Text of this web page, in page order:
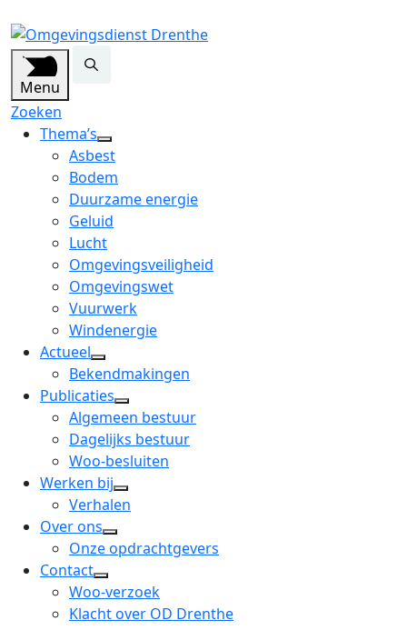
Menu
Zoeken
Thema’s
open
dropdown
menu
Asbest
Bodem
Duurzame energie
Geluid
Lucht
Omgevingsveiligheid
Omgevingswet
Vuurwerk
Windenergie
Actueel
open
dropdown
menu
Bekendmakingen
Publicaties
open
dropdown
menu
Algemeen bestuur
Dagelijks bestuur
Woo-besluiten
Werken bij
open
menu
Verhalen
Over ons
open
dropdown
menu
Onze opdrachtgevers
Contact
open
dropdown
Woo-verzoek
Klacht over OD Drenthe